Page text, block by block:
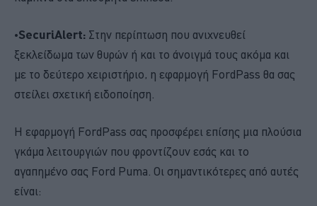
•SecuriAlert: Στην περίπτωση που ανιχνευθεί
ξεκλείδωμα των θυρών ή και το άνοιγμά τους ακόμα και
με το δεύτερο χειριστήριο, η εφαρμογή FordPass θα σας
στείλει σχετική ειδοποίηση.
Η εφαρμογή FordPass σας προσφέρει επίσης μια πλούσια
γκάμα λειτουργιών που φροντίζουν εσάς και το
αγαπημένο σας Ford Puma. Οι σημαντικότερες από αυτές
είναι: